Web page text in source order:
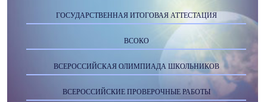
ГОСУДАРСТВЕННАЯ ИТОГОВАЯ АТТЕСТАЦИЯ
ВСОКО
ВСЕРОССИЙСКАЯ ОЛИМПИАДА ШКОЛЬНИКОВ
ВСЕРОССИЙСКИЕ ПРОВЕРОЧНЫЕ РАБОТЫ